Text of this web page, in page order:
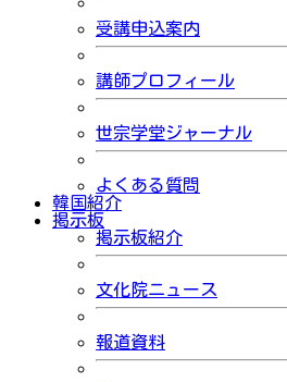
受講申込案内
講師プロフィール
世宗学堂ジャーナル
よくある質問
韓国紹介
掲示板
掲示板紹介
文化院ニュース
報道資料